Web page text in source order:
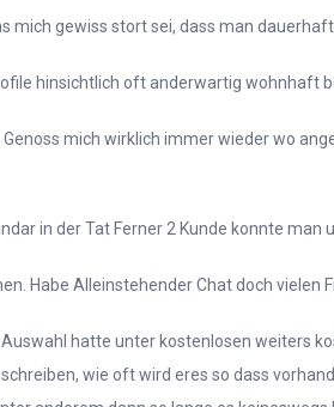
gewiss stort sei, dass man dauerhaft
hinsichtlich oft anderwartig wohnhaft
mich wirklich immer wieder wo
in der Tat Ferner 2 Kunde konnte man
Habe Alleinstehender Chat doch vielen
hatte unter kostenlosen weiters
wie oft wird eres so dass